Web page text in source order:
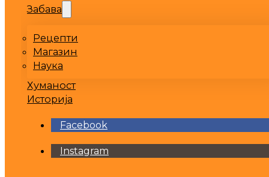
Забава
Рецепти
Магазин
Наука
Хуманост
Историја
Facebook
Instagram